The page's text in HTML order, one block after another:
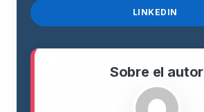
LINKEDIN
Sobre el autor